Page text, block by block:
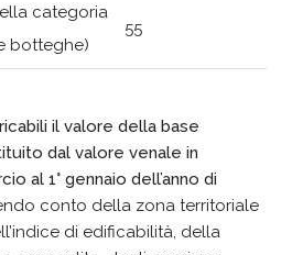
categoria
botteghe)
55
il valore della base
dal valore venale in
al 1° gennaio dell’anno di
conto della zona territoriale
di edificabilità, della